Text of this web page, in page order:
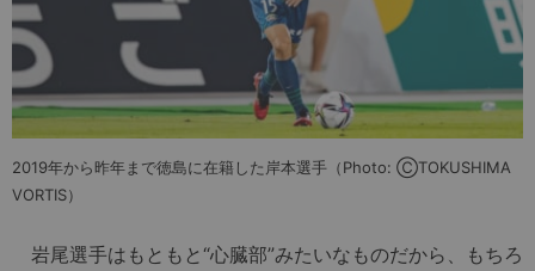
2019年から昨年まで徳島に在籍した岸本選手（Photo: ⒸTOKUSHIMA
VORTIS）
岩尾選手はもともと“心臓部”みたいなものだから、もちろ